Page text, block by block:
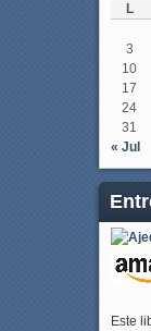
L
3
10
17
24
31
« Jul
Este